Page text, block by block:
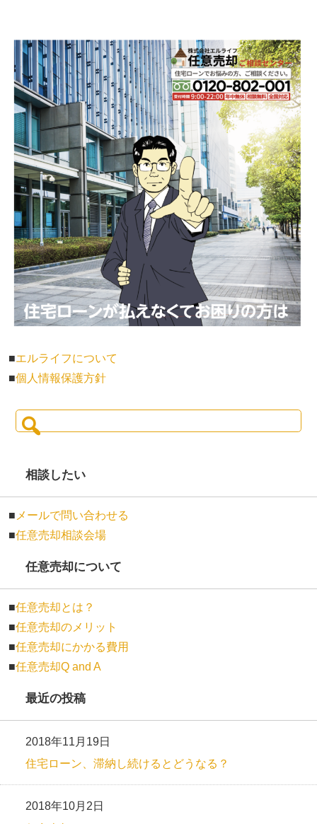
■エルライフについて
■個人情報保護方針
検
索:
相談したい
■ メールで問い合わせる
■任意売却相談会場
任意売却について
■任意売却とは？
■任意売却のメリット
■任意売却にかかる費用
■任意売却Q and A
最近の投稿
2018年11月19日
住宅ローン、滞納し続けるとどうなる？
2018年10月2日